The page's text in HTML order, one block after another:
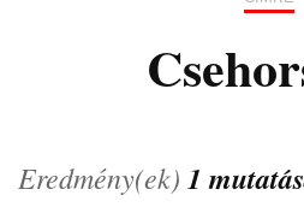
Eredmény(ek) 1